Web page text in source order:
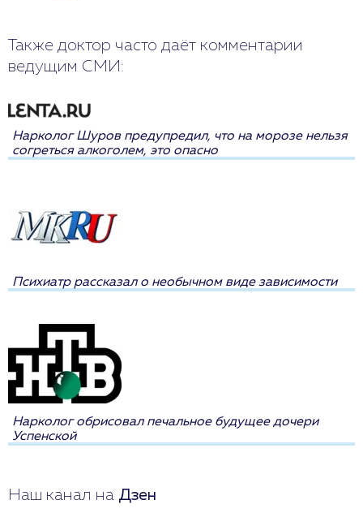
Также доктор часто даёт комментарии
ведущим СМИ:
Нарколог Шуров предупредил, что на морозе нельзя
согреться алкоголем, это опасно
Психиатр рассказал о необычном виде зависимости
Нарколог обрисовал печальное будущее дочери
Успенской
Наш канал на Дзен